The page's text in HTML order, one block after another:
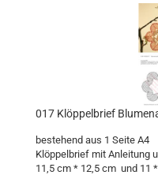
017 Klöppelbrief
bestehend aus 1 Seite A4
Klöppelbrief mit Anleitung
11,5 cm * 12,5 cm und 11